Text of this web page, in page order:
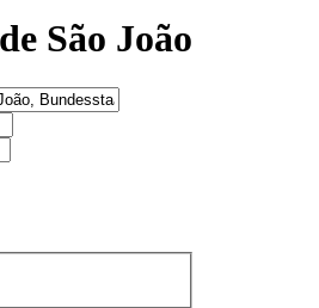
São João